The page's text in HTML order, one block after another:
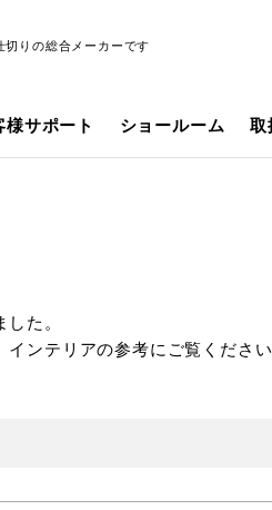
切りの総合メーカーです
様サポート ショールーム 取
た。
ンテリアの参考にご覧ください